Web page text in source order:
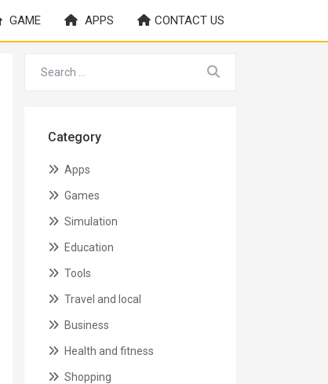
GAME APPS CONTACT US
Category
Apps
Games
Simulation
Education
Tools
Travel and local
Business
Health and fitness
Shopping